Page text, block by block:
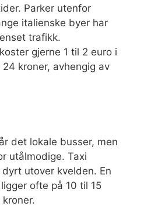
Parker utenfor
italienske byer har
trafikk.
gjerne 1 til 2 euro i
kroner, avhengig av
det lokale busser, men
utålmodige. Taxi
utover kvelden. En
ofte på 10 til 15